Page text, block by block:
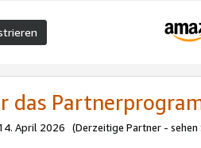
das
April 2026 (Derzeitige Partner - sehen